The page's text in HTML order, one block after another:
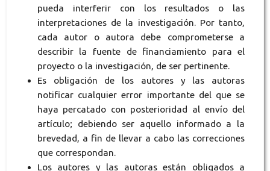
pueda interferir con los resultados o las
interpretaciones de la investigación. Por tanto,
cada autor o autora debe comprometerse a
describir la fuente de financiamiento para el
proyecto o la investigación, de ser pertinente.
Es obligación de los autores y las autoras
notificar cualquier error importante del que se
haya percatado con posterioridad al envío del
artículo; debiendo ser aquello informado a la
brevedad, a fin de llevar a cabo las correcciones
que correspondan.
Los autores y las autoras están obligados a